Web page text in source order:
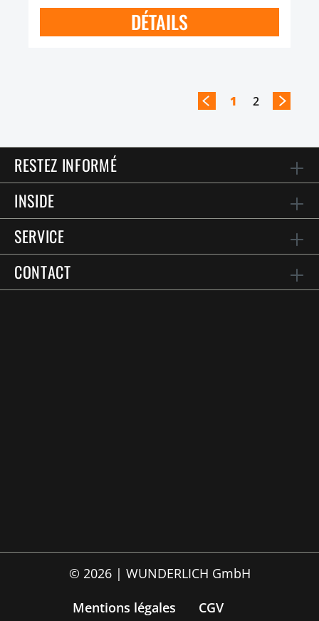
DÉTAILS
1 2
RESTEZ INFORMÉ
INSIDE
SERVICE
CONTACT
© 2026 | WUNDERLICH GmbH
Mentions légales
CGV